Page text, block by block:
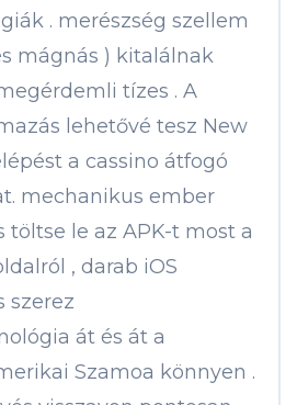
. merészség szellem
mágnás ) kitalálnak
tízes . A
lehetővé tesz New
a cassino átfogó
mechanikus ember
töltse le az APK-t most a
, darab iOS
szerez
át és át a
Szamoa könnyen .